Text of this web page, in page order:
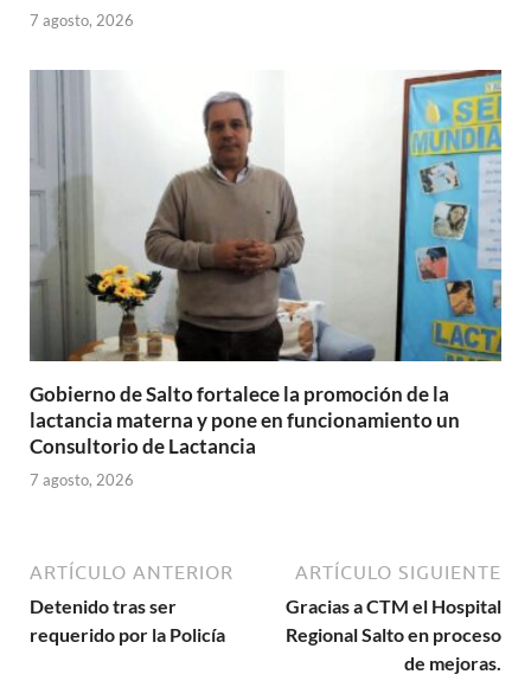
7 agosto, 2026
Gobierno de Salto fortalece la promoción de la
lactancia materna y pone en funcionamiento un
Consultorio de Lactancia
7 agosto, 2026
ARTÍCULO ANTERIOR
Detenido tras ser
requerido por la Policía
ARTÍCULO SIGUIENTE
Gracias a CTM el Hospital
Regional Salto en proceso
de mejoras.